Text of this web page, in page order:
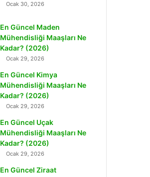
Ocak 30, 2026
En Güncel Maden
Mühendisliği Maaşları Ne
Kadar? (2026)
Ocak 29, 2026
En Güncel Kimya
Mühendisliği Maaşları Ne
Kadar? (2026)
Ocak 29, 2026
En Güncel Uçak
Mühendisliği Maaşları Ne
Kadar? (2026)
Ocak 29, 2026
En Güncel Ziraat